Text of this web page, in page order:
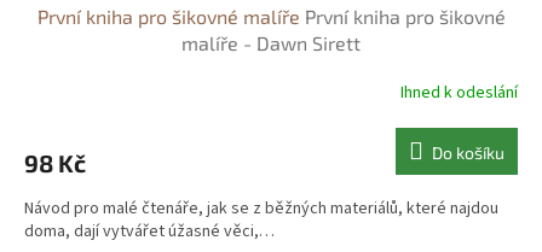
První kniha pro šikovné malíře První kniha pro šikovné
malíře - Dawn Sirett
Ihned k odeslání
98 Kč Do košíku
Návod pro malé čtenáře, jak se z běžných materiálů, které najdou
doma, dají vytvářet úžasné věci,…